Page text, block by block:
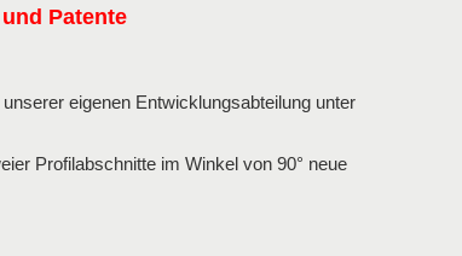
Patente
eigenen Entwicklungsabteilung unter
Profilabschnitte im Winkel von 90° neue